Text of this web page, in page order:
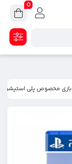
بازی مخصوص پلی استیشن
0